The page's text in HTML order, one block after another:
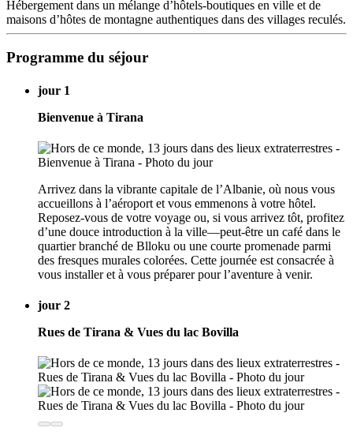
Hébergement dans un mélange d’hôtels-boutiques en ville et de
maisons d’hôtes de montagne authentiques dans des villages reculés.
Programme du séjour
jour 1
Bienvenue à Tirana
Arrivez dans la vibrante capitale de l’Albanie, où nous vous
accueillons à l’aéroport et vous emmenons à votre hôtel.
Reposez-vous de votre voyage ou, si vous arrivez tôt, profitez
d’une douce introduction à la ville—peut-être un café dans le
quartier branché de Blloku ou une courte promenade parmi
des fresques murales colorées. Cette journée est consacrée à
vous installer et à vous préparer pour l’aventure à venir.
jour 2
Rues de Tirana & Vues du lac Bovilla